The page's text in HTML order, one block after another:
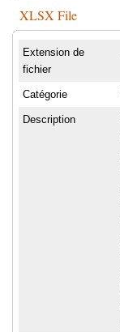
XLSX File
Extension de
fichier
Catégorie
Description